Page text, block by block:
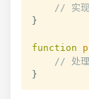
// 实现
}
function
// 处理
}